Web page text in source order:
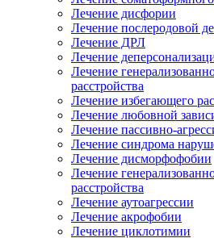
Лечение дисфории
Лечение послеродовой
Лечение ДРЛ
Лечение
Лечение
расстройства
Лечение избегающего
Лечение любовной
Лечение пассивно-
Лечение синдрома
Лечение дисморфофобии
Лечение
расстройства
Лечение аутоагрессии
Лечение акрофобии
Лечение циклотимии